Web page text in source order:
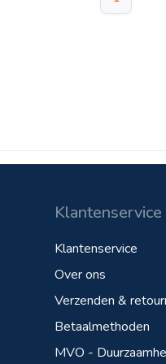
Klantenservice
Klantenservice
Over ons
Verzenden &
Betaalmethoden
MVO -